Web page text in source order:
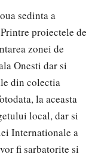
sedinta a
proiectele de
zonei de
Onesti dar si
din colectia
la aceasta
local, dar si
Internationale a
fi sarbatorite si